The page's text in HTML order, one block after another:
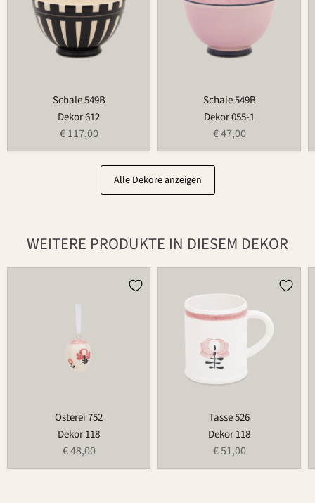
Schale 549B
Dekor 612
€ 117,00
Schale 549B
Dekor 055-1
€ 47,00
Alle Dekore anzeigen
WEITERE PRODUKTE IN DIESEM DEKOR
Osterei 752
Dekor 118
€ 48,00
Tasse 526
Dekor 118
€ 51,00